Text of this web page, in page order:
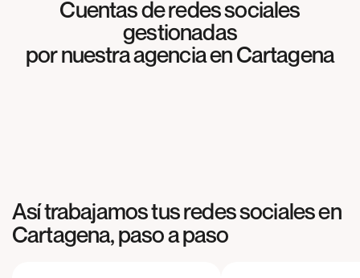
Cuentas de redes sociales
gestionadas
por nuestra agencia enCartagena
SOCIAL MEDIA
Meliterránea
SOCIAL MEDIA
Así trabajamos tus redes sociales en
Cartagena, paso a paso